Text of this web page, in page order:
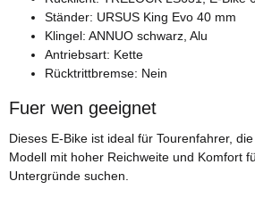
Ständer: URSUS King Evo 40 mm
Klingel: ANNUO schwarz, Alu
Antriebsart: Kette
Rücktrittbremse: Nein
Fuer wen geeignet
Dieses E-Bike ist ideal für Tourenfahrer,
Modell mit hoher Reichweite und Komfort
Untergründe suchen.